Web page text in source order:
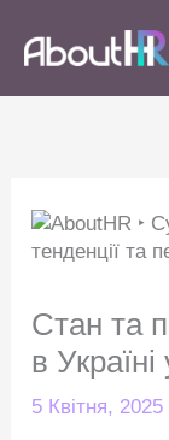
вмісту
Стан та
Україні у
5 Квітня, 2025/